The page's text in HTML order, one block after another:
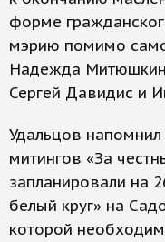
форме
мэрию помимо
Надежда
Сергей Давидис и
Удальцов
митингов «За
запланировали на
белый круг» на
которой